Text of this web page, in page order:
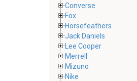
Converse
Fox
Horsefeathers
Jack Daniels
Lee Cooper
Merrell
Mizuno
Nike